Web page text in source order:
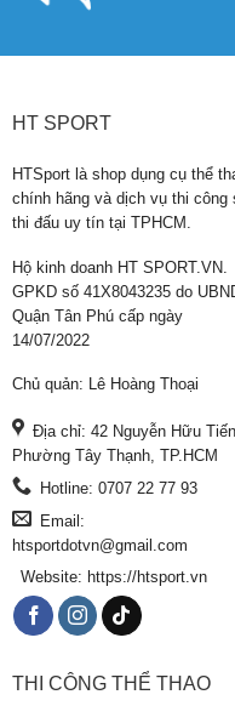
HT SPORT
HTSport là shop dụng cụ thể
chính hãng và dịch vụ thi công
thi đấu uy tín tại TPHCM.
Hộ kinh doanh HT SPORT.VN.
GPKD số 41X8043235 do
Quận Tân Phú cấp ngày
14/07/2022
Chủ quản: Lê Hoàng Thoại
Địa chỉ: 42 Nguyễn Hữu
Phường Tây Thạnh, TP.HCM
Hotline: 0707 22 77 93
Email:
htsportdotvn@gmail.com
Website: https://htsport.vn
THI CÔNG THỂ THAO